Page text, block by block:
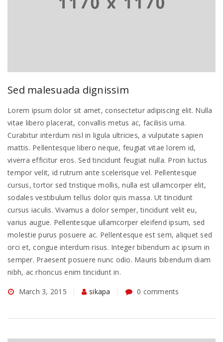
Sed malesuada dignissim
Lorem ipsum dolor sit amet, consectetur adipiscing elit. Nulla
vitae libero placerat, convallis metus ac, facilisis urna.
Curabitur interdum nisl in ligula ultricies, a vulputate sapien
mattis. Pellentesque libero neque, feugiat vitae lorem id,
viverra efficitur eros. Sed tincidunt feugiat nulla. Proin luctus
tempor velit, id rutrum ante scelerisque vel. Pellentesque
cursus, tortor sed tristique mollis, nulla est ullamcorper elit,
sodales vestibulum tellus dolor quis massa. Ut tincidunt
cursus iaculis. Vivamus a dolor semper, tincidunt velit eu,
varius augue. Pellentesque ullamcorper eleifend ipsum, sed
molestie purus posuere ac. Pellentesque est sem, aliquet sed
orci et, congue interdum risus. Integer bibendum ac ipsum in
semper. Praesent posuere nunc odio. Mauris bibendum diam
nibh, ac rhoncus enim tincidunt in.
March 3, 2015 sikapa 0 comments